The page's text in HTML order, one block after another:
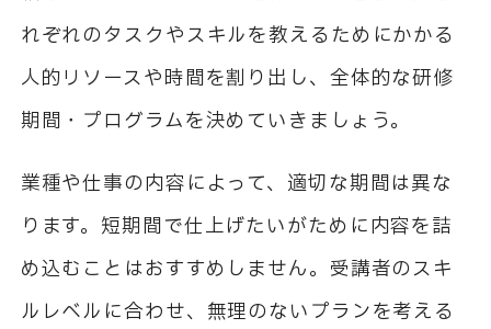
れぞれのタスクやスキルを教えるためにかかる
人的リソースや時間を割り出し、全体的な研修
期間・プログラムを決めていきましょう。
業種や仕事の内容によって、適切な期間は異な
ります。短期間で仕上げたいがために内容を詰
め込むことはおすすめしません。受講者のスキ
ルレベルに合わせ、無理のないプランを考える